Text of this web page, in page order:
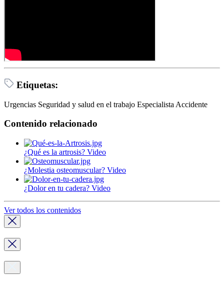
Etiquetas:
Urgencias Seguridad y salud en el trabajo Especialista Accidente
Contenido relacionado
¿Qué es la artrosis? Video
¿Molestia osteomuscular? Video
¿Dolor en tu cadera? Video
Ver todos los contenidos